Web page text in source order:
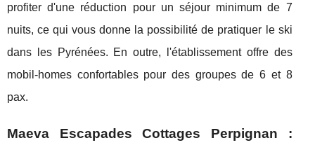
profiter d'une réduction pour un séjour minimum de 7
nuits, ce qui vous donne la possibilité de pratiquer le ski
dans les Pyrénées. En outre, l'établissement offre des
mobil-homes confortables pour des groupes de 6 et 8
pax.
Maeva Escapades Cottages Perpignan :